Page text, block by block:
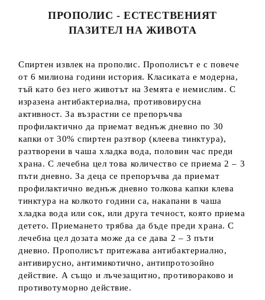
ПРОПОЛИС - ЕСТЕСТВЕНИЯТ
ПАЗИТЕЛ НА ЖИВОТА
Спиртен извлек на прополис. Прополисът е с повече
от 6 милиона години история. Класиката е модерна,
тъй като без него животът на Земята е немислим. С
изразена антибактериална, противовирусна
активност. За възрастни се препоръчва
профилактично да приемат веднъж дневно по 30
капки от 30% спиртен разтвор (клеева тинктура),
разтворени в чаша хладка вода, половин час преди
храна. С лечебна цел това количество се приема 2 – 3
пъти дневно. За деца се препоръчва да приемат
профилактично веднъж дневно толкова капки клева
тинктура на колкото години са, накапани в чаша
хладка вода или сок, или друга течност, която приема
детето. Приемането трябва да бъде преди храна. С
лечебна цел дозата може да се дава 2 – 3 пъти
дневно. Прополисът притежава антибактериално,
антивирусно, антимикотично, антипротозойно
действие. А също и лъчезащитно, противораково и
противотуморно действие.